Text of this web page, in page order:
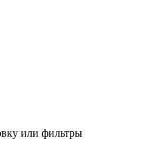
или фильтры